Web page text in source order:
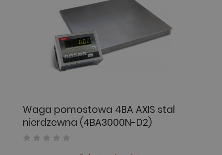
Waga pomostowa 4BA AXIS stal
nierdzewna (4BA3000N-D2)